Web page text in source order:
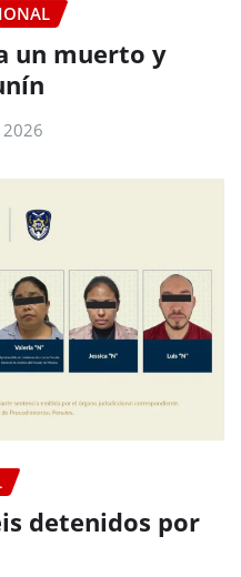
un muerto y
detenidos por